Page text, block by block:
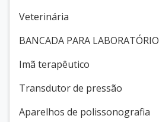
Veterinária
BANCADA PARA LABORATÓRIO
Imã terapêutico
Transdutor de pressão
Aparelhos de polissonografia